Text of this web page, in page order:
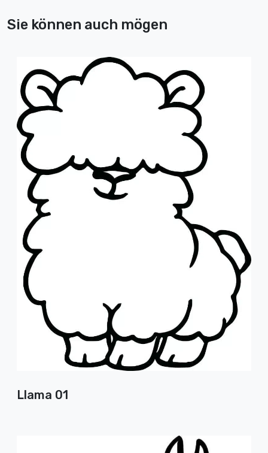
Sie können auch mögen
Llama 01